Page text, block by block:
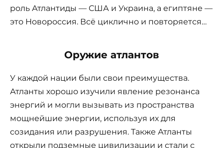
роль Атлантиды — США и Украина, а египтяне —
это Новороссия. Всё циклично и повторяется…
Оружие атлантов
У каждой нации были свои преимущества.
Атланты хорошо изучили явление резонанса
энергий и могли вызывать из пространства
мощнейшие энергии, используя их для
созидания или разрушения. Также Атланты
открыли подземные цивилизации и стали с